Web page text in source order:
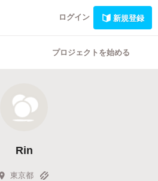
ログイン 新規登録
プロジェクトを始める
Rin
東京都